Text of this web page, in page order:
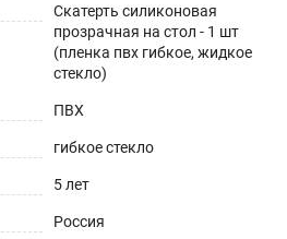
столе или скатерти
пленки может
быстро выветриваемый
пленки, протрите
Скатерть силиконовая
прозрачная на стол - 1 шт
(пленка пвх гибкое, жидкое
стекло)
ПВХ
гибкое стекло
5 лет
Россия